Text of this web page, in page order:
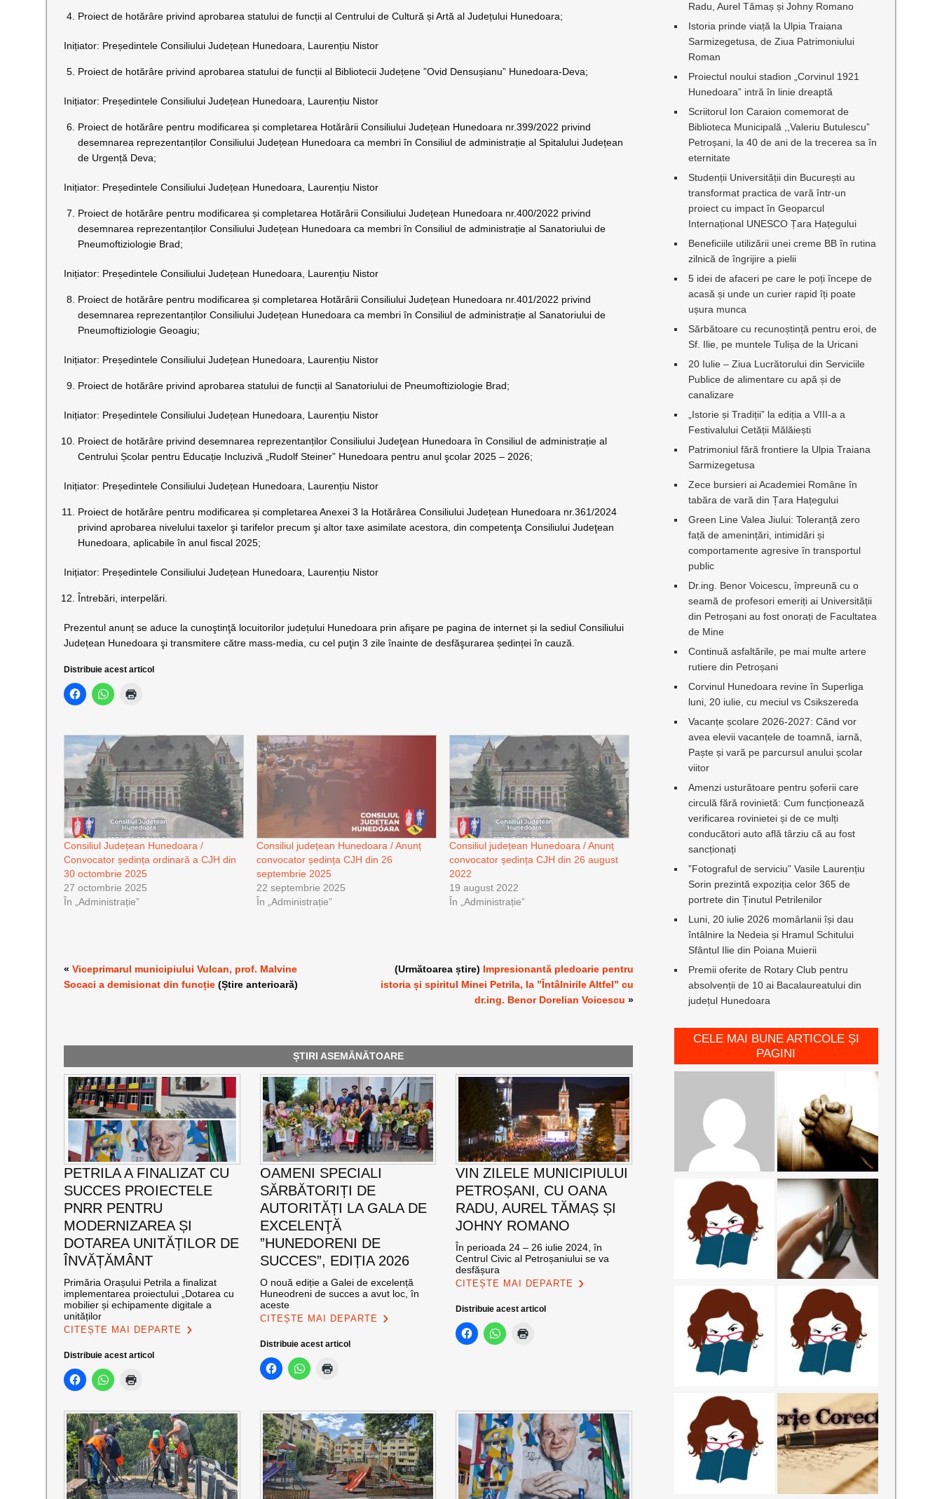
Proiect de hotărâre privind aprobarea statului de funcții al Centrului de Cultură și Artă al Județului Hunedoara;
Inițiator: Președintele Consiliului Județean Hunedoara, Laurențiu Nistor
Proiect de hotărâre privind aprobarea statului de funcții al Bibliotecii Județene ”Ovid Densușianu” Hunedoara-Deva;
Inițiator: Președintele Consiliului Județean Hunedoara, Laurențiu Nistor
Proiect de hotărâre pentru modificarea și completarea Hotărârii Consiliului Județean Hunedoara nr.399/2022 privind
desemnarea reprezentanților Consiliului Județean Hunedoara ca membri în Consiliul de administrație al Spitalului Județean
de Urgență Deva;
Inițiator: Președintele Consiliului Județean Hunedoara, Laurențiu Nistor
Proiect de hotărâre pentru modificarea și completarea Hotărârii Consiliului Județean Hunedoara nr.400/2022 privind
desemnarea reprezentanților Consiliului Județean Hunedoara ca membri în Consiliul de administrație al Sanatoriului de
Pneumoftiziologie Brad;
Inițiator: Președintele Consiliului Județean Hunedoara, Laurențiu Nistor
Proiect de hotărâre pentru modificarea și completarea Hotărârii Consiliului Județean Hunedoara nr.401/2022 privind
desemnarea reprezentanților Consiliului Județean Hunedoara ca membri în Consiliul de administrație al Sanatoriului de
Pneumoftiziologie Geoagiu;
Inițiator: Președintele Consiliului Județean Hunedoara, Laurențiu Nistor
Proiect de hotărâre privind aprobarea statului de funcții al Sanatoriului de Pneumoftiziologie Brad;
Inițiator: Președintele Consiliului Județean Hunedoara, Laurențiu Nistor
Proiect de hotărâre privind desemnarea reprezentanților Consiliului Judeţean Hunedoara în Consiliul de administrație al
Centrului Școlar pentru Educație Incluzivă „Rudolf Steiner” Hunedoara pentru anul şcolar 2025 – 2026;
Inițiator: Președintele Consiliului Județean Hunedoara, Laurențiu Nistor
Proiect de hotărâre pentru modificarea și completarea Anexei 3 la Hotărârea Consiliului Județean Hunedoara nr.361/2024
privind aprobarea nivelului taxelor şi tarifelor precum şi altor taxe asimilate acestora, din competenţa Consiliului Judeţean
Hunedoara, aplicabile în anul fiscal 2025;
Inițiator: Președintele Consiliului Județean Hunedoara, Laurențiu Nistor
Întrebări, interpelări.
Prezentul anunț se aduce la cunoştinţă locuitorilor județului Hunedoara prin afişare pe pagina de internet și la sediul Consiliului
Județean Hunedoara şi transmitere către mass-media, cu cel puţin 3 zile înainte de desfăşurarea ședinței în cauză.
Distribuie acest articol
Consiliul Județean Hunedoara /
Convocator ședința ordinară a CJH din
30 octombrie 2025
27 octombrie 2025
În „Administrație”
Consiliul județean Hunedoara / Anunț
convocator ședința CJH din 26
septembrie 2025
22 septembrie 2025
În „Administrație”
Consiliul județean Hunedoara / Anunț
convocator ședința CJH din 26 august
2022
19 august 2022
În „Administrație”
«Viceprimarul municipiului Vulcan, prof. Malvine
Socaci a demisionat din funcție (Știre anterioară)
(Următoarea știre) Impresionantă pledoarie pentru
istoria și spiritul Minei Petrila, la ”Întâlnirile Altfel” cu
dr.ing. Benor Dorelian Voicescu »
ȘTIRI ASEMĂNĂTOARE
PETRILA A FINALIZAT CU
SUCCES PROIECTELE
PNRR PENTRU
MODERNIZAREA ȘI
DOTAREA UNITĂȚILOR DE
ÎNVĂȚĂMÂNT
Primăria Orașului Petrila a finalizat
implementarea proiectului „Dotarea cu
mobilier și echipamente digitale a
unităților
CITEȘTE MAI DEPARTE
Distribuie acest articol
OAMENI SPECIALI
SĂRBĂTORIȚI DE
AUTORITĂȚI LA GALA DE
EXCELENŢĂ
”HUNEDORENI DE
SUCCES”, EDIȚIA 2026
O nouă ediție a Galei de excelență
Huneodreni de succes a avut loc, în
aceste
CITEȘTE MAI DEPARTE
Distribuie acest articol
VIN ZILELE MUNICIPIULUI
PETROȘANI, CU OANA
RADU, AUREL TĂMAȘ ȘI
JOHNY ROMANO
În perioada 24 – 26 iulie 2024, în
Centrul Civic al Petroșaniului se va
desfășura
CITEȘTE MAI DEPARTE
Distribuie acest articol
Radu, Aurel Tămaș și Johny Romano
Istoria prinde viață la Ulpia Traiana
Sarmizegetusa, de Ziua Patrimoniului
Roman
Proiectul noului stadion „Corvinul 1921
Hunedoara” intră în linie dreaptă
Scriitorul Ion Caraion comemorat de
Biblioteca Municipală ,,Valeriu Butulescu”
Petroșani, la 40 de ani de la trecerea sa în
eternitate
Studenții Universității din București au
transformat practica de vară într-un
proiect cu impact în Geoparcul
Internațional UNESCO Țara Hațegului
Beneficiile utilizării unei creme BB în rutina
zilnică de îngrijire a pielii
5 idei de afaceri pe care le poți începe de
acasă și unde un curier rapid îți poate
ușura munca
Sărbătoare cu recunoștință pentru eroi, de
Sf. Ilie, pe muntele Tulișa de la Uricani
20 Iulie – Ziua Lucrătorului din Serviciile
Publice de alimentare cu apă și de
canalizare
„Istorie și Tradiții” la ediția a VIII-a a
Festivalului Cetății Mălăiești
Patrimoniul fără frontiere la Ulpia Traiana
Sarmizegetusa
Zece bursieri ai Academiei Române în
tabăra de vară din Țara Hațegului
Green Line Valea Jiului: Toleranță zero
față de amenințări, intimidări și
comportamente agresive în transportul
public
Dr.ing. Benor Voicescu, împreună cu o
seamă de profesori emeriți ai Universității
din Petroșani au fost onorați de Facultatea
de Mine
Continuă asfaltările, pe mai multe artere
rutiere din Petroșani
Corvinul Hunedoara revine în Superliga
luni, 20 iulie, cu meciul vs Csikszereda
Vacanțe școlare 2026-2027: Când vor
avea elevii vacanțele de toamnă, iarnă,
Paște și vară pe parcursul anului școlar
viitor
Amenzi usturătoare pentru șoferii care
circulă fără rovinietă: Cum funcționează
verificarea rovinietei și de ce mulți
conducători auto află târziu că au fost
sancționați
”Fotograful de serviciu” Vasile Laurențiu
Sorin prezintă expoziția celor 365 de
portrete din Ținutul Petrilenilor
Luni, 20 iulie 2026 momârlanii își dau
întâlnire la Nedeia și Hramul Schitului
Sfântul Ilie din Poiana Muierii
Premii oferite de Rotary Club pentru
absolvenții de 10 ai Bacalaureatului din
județul Hunedoara
CELE MAI BUNE ARTICOLE ȘI
PAGINI